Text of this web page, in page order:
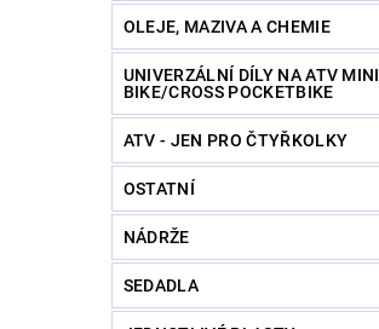
OLEJE, MAZIVA A CHEMIE
UNIVERZÁLNÍ DÍLY NA ATV MINI
BIKE/CROSS POCKETBIKE
ATV - JEN PRO ČTYŘKOLKY
OSTATNÍ
NÁDRŽE
SEDADLA